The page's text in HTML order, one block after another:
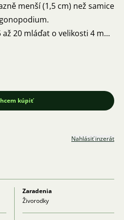
menší (1,5 cm) než samice
20 mláďat o velikosti 4 mm,
stále v obalu vajíčka, které se
ryb.
nebo oválné skvrny.
kúpiť
Nahlásiť inzerát
Zaradenia
Živorodky